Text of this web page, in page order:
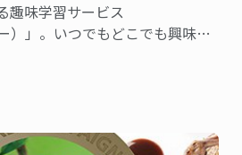
趣味学習サービス
）」。いつでもどこでも興味の
とコラボレーション。第一